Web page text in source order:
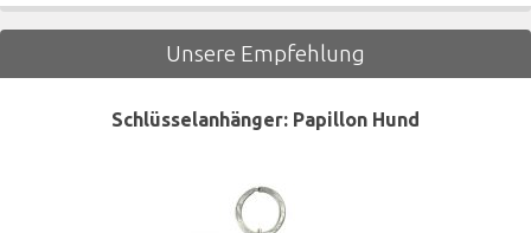
Unsere Empfehlung
Schlüsselanhänger: Papillon Hund